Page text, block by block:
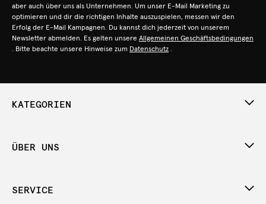
aber auch über uns als Unternehmen. Um unser E-Mail Marketing zu
optimieren und dir die richtigen Inhalte auszuspielen, messen wir den
Erfolg der E-Mail Kampagnen. Du kannst dich jederzeit von unserem
Newsletter abmelden. Es gelten unsere Allgemeinen Geschäftsbedingungen
. Bitte beachte unsere Hinweise zum Datenschutz .
KATEGORIEN
ÜBER UNS
SERVICE